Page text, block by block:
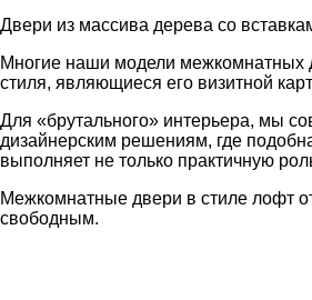
Двери из массива дерева со
Многие наши модели межкомнатных
стиля, являющиеся его визитной
Для «брутального» интерьера, мы
дизайнерским решениям, где
выполняет не только практичную
Межкомнатные двери в стиле лофт
свободным.